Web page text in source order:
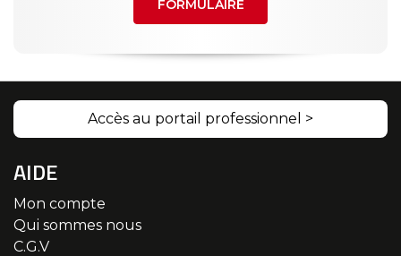
FORMULAIRE
Accès au portail professionnel >
AIDE
Mon compte
Qui sommes nous
C.G.V